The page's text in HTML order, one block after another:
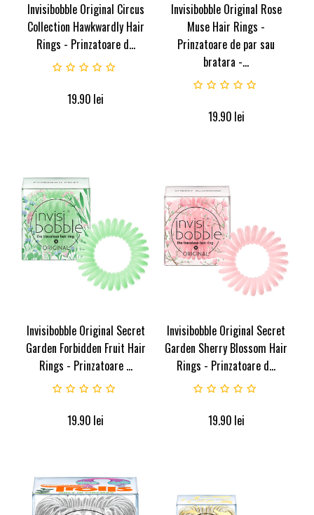
Invisibobble Original Circus
Collection Hawkwardly Hair
Rings - Prinzatoare d...
19.90 lei
Invisibobble Original Rose
Muse Hair Rings -
Prinzatoare de par sau
bratara -...
19.90 lei
Invisibobble Original Secret
Garden Forbidden Fruit Hair
Rings - Prinzatoare ...
19.90 lei
Invisibobble Original Secret
Garden Sherry Blossom Hair
Rings - Prinzatoare d...
19.90 lei